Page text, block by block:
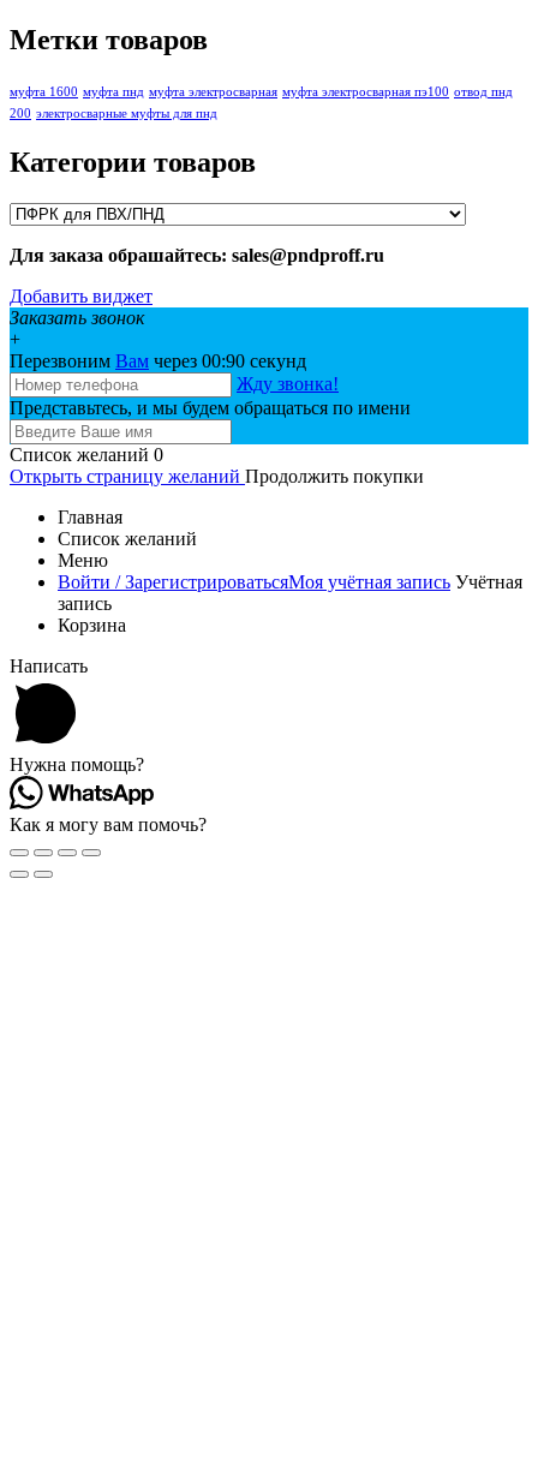
Метки товаров
муфта 1600 муфта пнд муфта электросварная муфта электросварная пэ100 отвод пнд
200 электросварные муфты для пнд
Категории товаров
Для заказа обрашайтесь: sales@pndproff.ru
Добавить виджет
Заказать звонок
+
Перезвоним Вам через 00:90 секунд
Жду звонка!
Представьтесь, и мы будем обращаться по имени
Список желаний 0
Открыть страницу желаний Продолжить покупки
Главная
Список желаний
Меню
Войти / ЗарегистрироватьсяМоя учётная запись Учётная
запись
Корзина
Написать
Нужна помощь?
Как я могу вам помочь?